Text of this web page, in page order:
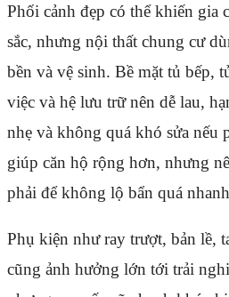
Phối cảnh đẹp có thể khiến gia
sắc, nhưng nội thất chung cư
bền và vệ sinh. Bề mặt tủ bếp,
việc và hệ lưu trữ nên dễ lau,
nhẹ và không quá khó sửa nếu
giúp căn hộ rộng hơn, nhưng
phải để không lộ bẩn quá
Phụ kiện như ray trượt, bản lề,
cũng ảnh hưởng lớn tới trải